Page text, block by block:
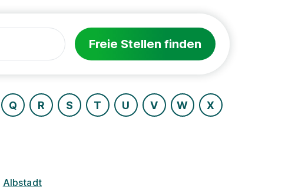
Freie Stellen finden
Q R S T U V W X
Albstadt